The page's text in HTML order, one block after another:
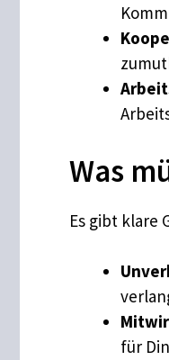
Was
Es gibt klare
für